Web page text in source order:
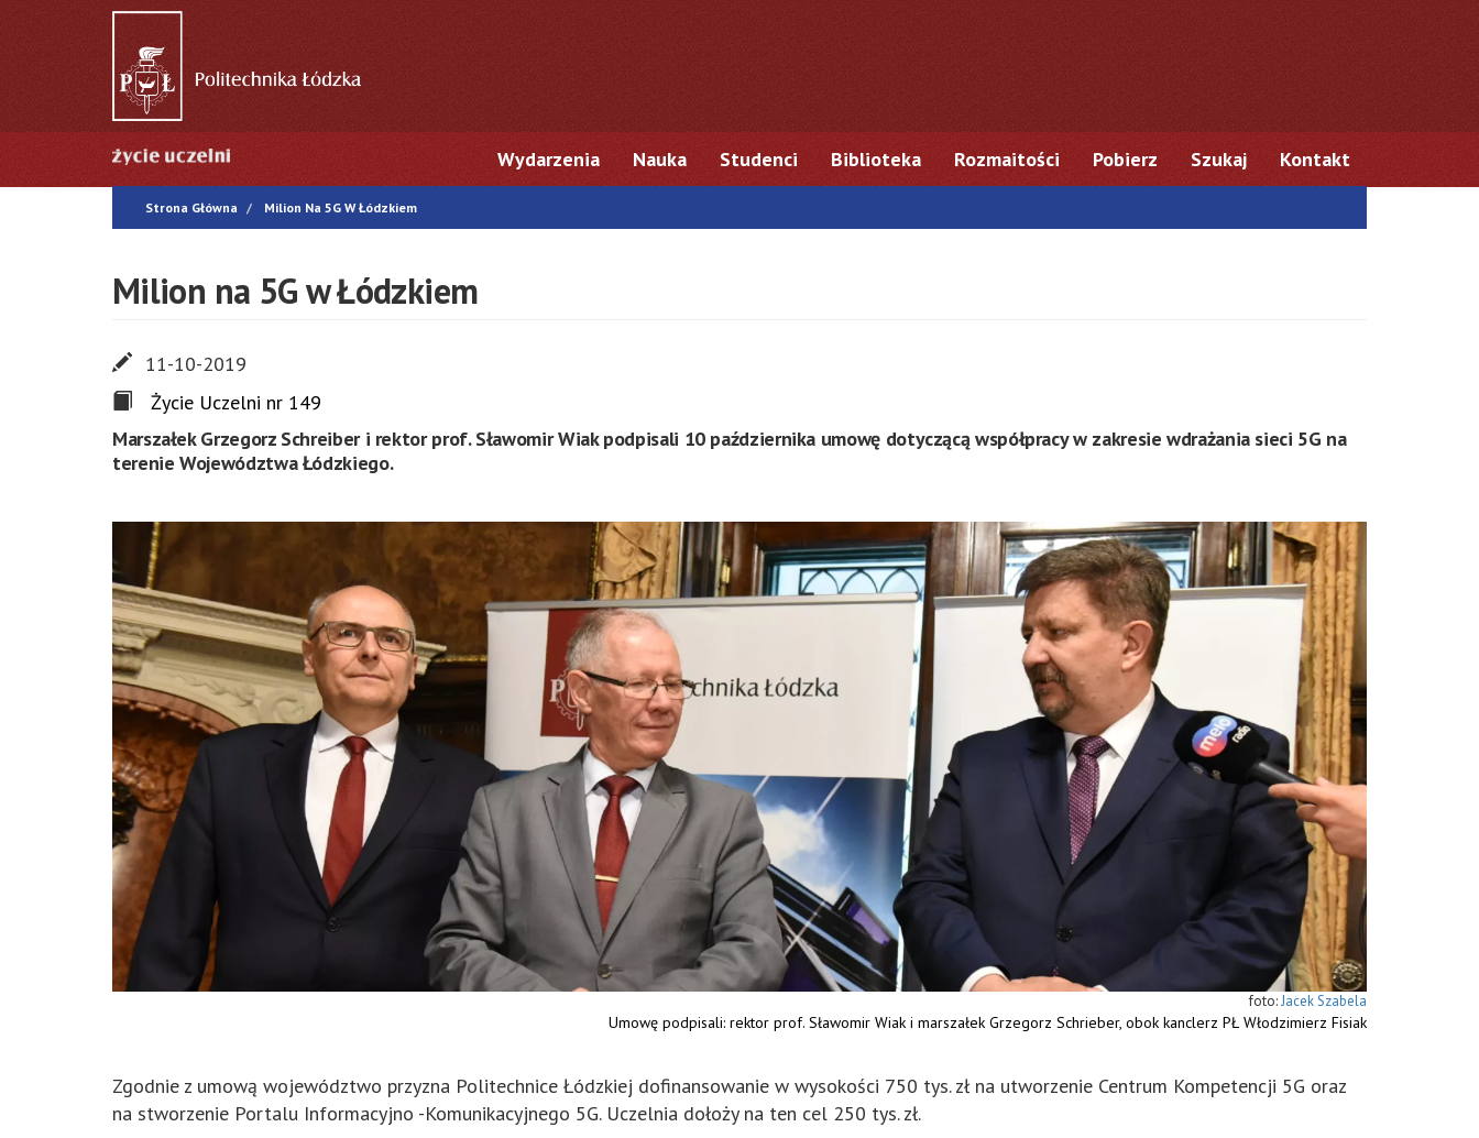
Główna
nawigacja
Wydarzenia Nauka Studenci Biblioteka Rozmaitości Pobierz Szukaj Kontakt
Strona Główna Milion Na 5G W Łódzkiem
Milion na 5G w Łódzkiem
11-10-2019
Życie Uczelni nr 149
Marszałek Grzegorz Schreiber i rektor prof. Sławomir Wiak podpisali 10 października umowę dotyczącą współpracy w zakresie wdrażania sieci 5G na
terenie Województwa Łódzkiego.
Jacek Szabela
Umowę podpisali: rektor prof. Sławomir Wiak i marszałek Grzegorz Schrieber, obok kanclerz PŁ Włodzimierz Fisiak
Zgodnie z umową województwo przyzna Politechnice Łódzkiej dofinansowanie w wysokości 750 tys. zł na utworzenie Centrum Kompetencji 5G oraz
na stworzenie Portalu Informacyjno -Komunikacyjnego 5G. Uczelnia dołoży na ten cel 250 tys. zł.